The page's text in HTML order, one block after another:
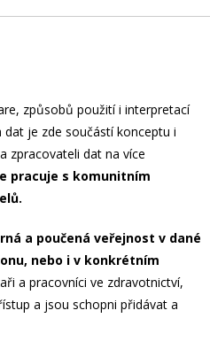
způsobů použití i interpretací
je zde součástí konceptu i
zpracovateli dat na více
pracuje s komunitním
a poučená veřejnost v dané
nebo i v konkrétním
a pracovníci ve zdravotnictví,
a jsou schopni přidávat a